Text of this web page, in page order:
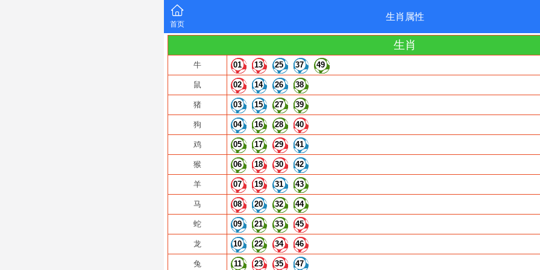
首页
生肖属性
生肖
牛 01 13 25 37 49
鼠 02 14 26 38
猪 03 15 27 39
狗 04 16 28 40
鸡 05 17 29 41
猴 06 18 30 42
羊 07 19 31 43
马 08 20 32 44
蛇 09 21 33 45
龙 10 22 34 46
兔 11 23 35 47